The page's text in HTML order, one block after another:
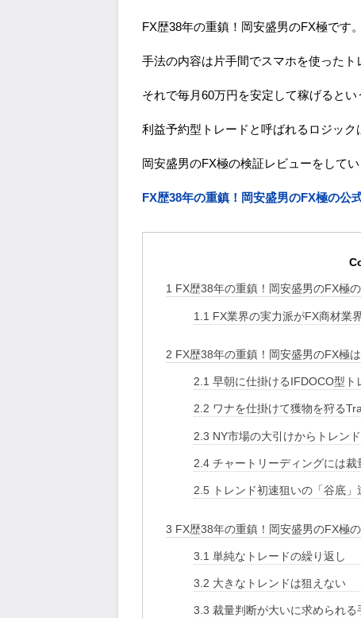
FX歴38年の重鎮！岡安盛男のFX極です。
手法の内容は片手間でスマホを使ったト
それで毎月60万円を安定して稼げるとい
利益予約型トレードと呼ばれるロジック
岡安盛男のFX極の検証レビューをしてい
FX歴38年の重鎮！岡安盛男のFX極の公
1 FX歴38年の重鎮！岡安盛男のFX極
1.1 FX業界の実力派がFX商材業
2 FX歴38年の重鎮！岡安盛男のFX極
2.1 早朝に仕掛けるIFDOCO型ト
2.2 ワナを仕掛けて獲物を狩る
2.3 NY市場の大引けからトレン
2.4 チャートリーディングには裁
2.5 トレンド初速狙いの「谷底
3 FX歴38年の重鎮！岡安盛男のFX極
3.1 単純なトレードの繰り返し
3.2 大きなトレンドは狙えない
3.3 裁量判断が大いに求められる